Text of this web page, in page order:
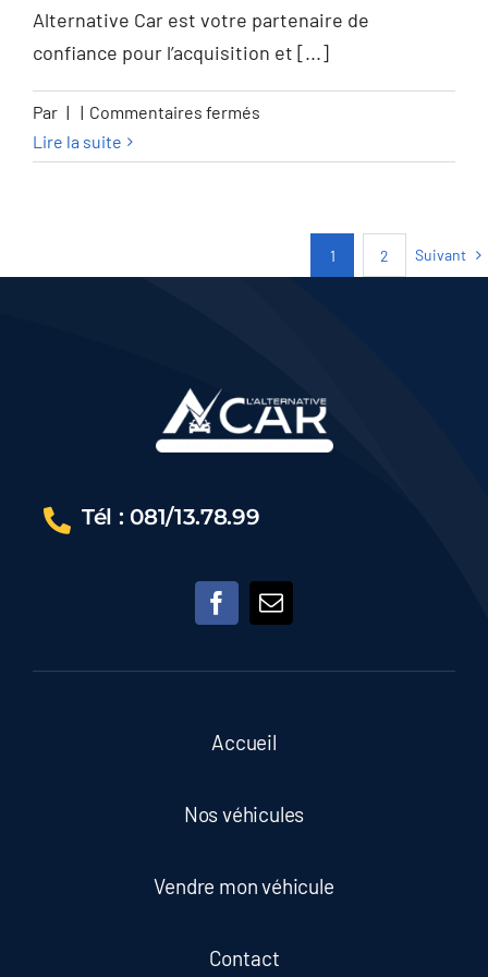
Alternative Car est votre partenaire de
confiance pour l’acquisition et [...]
Par | | Commentaires fermés
C5
Pack
(165
Lire la suite
1 2 Suivant
Tél : 081/13.78.99
Accueil
Nos véhicules
Vendre mon véhicule
Contact